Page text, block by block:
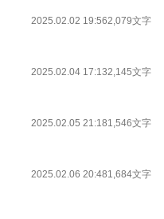
2025.02.02 19:562,079文字
2025.02.04 17:132,145文字
2025.02.05 21:181,546文字
2025.02.06 20:481,684文字